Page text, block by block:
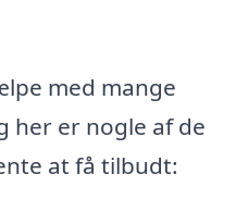
med mange
her er nogle af de
at få tilbudt: